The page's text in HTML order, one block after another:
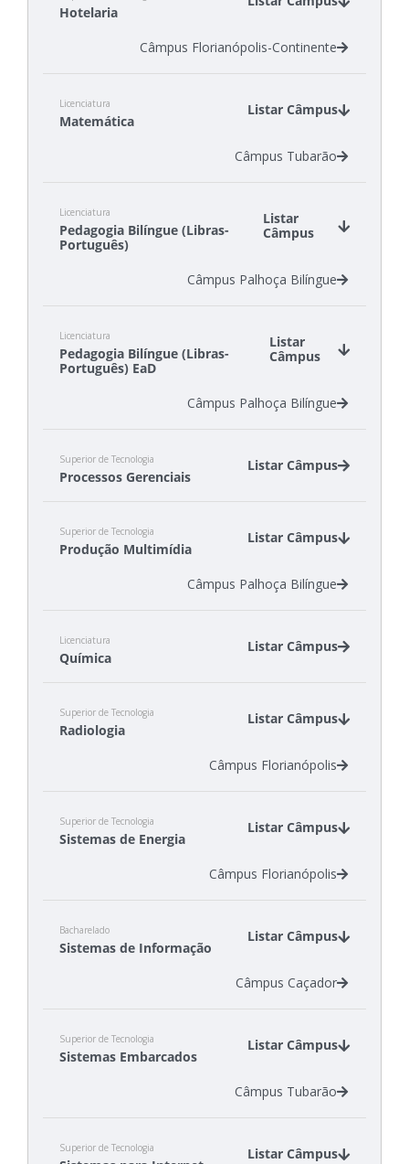
Hotelaria
Câmpus Florianópolis-Continente
Licenciatura
Matemática
Listar Câmpus
Câmpus Tubarão
Licenciatura
Pedagogia Bilíngue (Libras-
Português)
Listar
Câmpus
Câmpus Palhoça Bilíngue
Licenciatura
Pedagogia Bilíngue (Libras-
Português) EaD
Listar
Câmpus
Câmpus Palhoça Bilíngue
Superior de Tecnologia
Processos Gerenciais
Listar Câmpus
Câmpus São Miguel do Oeste
Superior de Tecnologia
Produção Multimídia
Listar Câmpus
Câmpus Palhoça Bilíngue
Licenciatura
Química
Listar Câmpus
Câmpus São José
Superior de Tecnologia
Radiologia
Listar Câmpus
Câmpus Florianópolis
Superior de Tecnologia
Sistemas de Energia
Listar Câmpus
Câmpus Florianópolis
Bacharelado
Sistemas de Informação
Listar Câmpus
Câmpus Caçador
Superior de Tecnologia
Sistemas Embarcados
Listar Câmpus
Câmpus Tubarão
Superior de Tecnologia Listar Câmpus